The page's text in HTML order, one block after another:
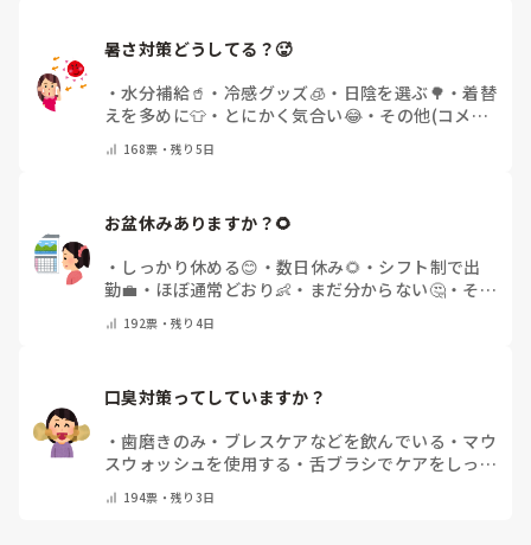
暑さ対策どうしてる？🥵
・水分補給🥤 ・ 冷感グッズ🧊 ・ 日陰を選ぶ🌳 ・着替
えを多めに👕 ・ とにかく気合い😂・ その他(コメン
168票・残り5日
お盆休みありますか？🌻
・ しっかり休める😊 ・ 数日休み🌻 ・ シフト制で出
勤💼 ・ ほぼ通常どおり👶 ・ まだ分からない🤔・ その
192票・残り4日
口臭対策ってしていますか？
・歯磨きのみ ・ ブレスケアなどを飲んでいる ・ マウ
スウォッシュを使用する ・ 舌ブラシでケアをしっか
の他(コメントで教えて下さい)
194票・残り3日